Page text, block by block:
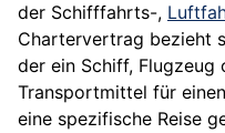
der Schifffahrts-,
Chartervertrag bezieht
der ein Schiff, Flugzeug
Transportmittel für
eine spezifische Reise